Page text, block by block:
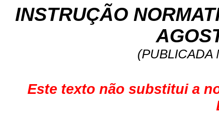
INSTRUÇÃO
(PUBLICADA
Este texto não substitui a